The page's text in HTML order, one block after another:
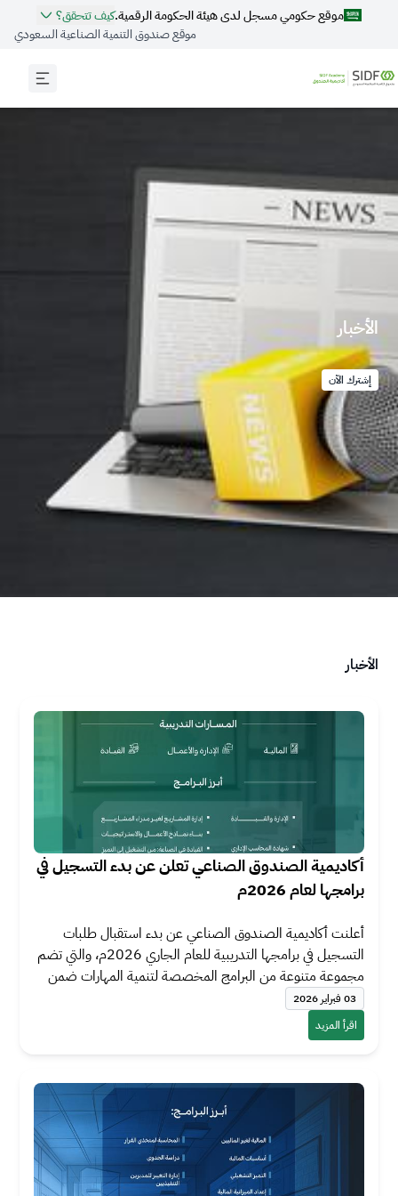
موقع حكومي مسجل لدى هيئة الحكومة الرقمية.كيف تتحقق؟
موقع صندوق التنمية الصناعية السعودي
المواقع الرسمية الآمنة تستخدمHTTPS
رابط الموقع الرسمي للحكومة السعودية ينتهي بـ
.gov.sa
الموقع الذي يتبع جهة حكومية رسمية في المملكة العربية
السعودية ينتهي دائمًا بـ ‎.gov.sa.
مسجّل لدى هيئة الحكومة الرقمية:
20250422704 الأخبار
إشترك الآن
الأخبار
أكاديمية الصندوق الصناعي تعلن عن بدء التسجيل في
برامجها لعام 2026م
أعلنت أكاديمية الصندوق الصناعي عن بدء استقبال طلبات
التسجيل في برامجها التدريبية للعام الجاري 2026م، والتي تضم
مجموعة متنوعة من البرامج المخصصة لتنمية المهارات ضمن
ثلاث حقائب تدريبية: المالية، والإدارة والأعمال، والقيادة، حيث
طوال العام.
المؤسسات التعليمية محليًا ودوليًا، منها: مركز ستانفورد للتطوير
المهني، ومؤسسة فيتش التعليمية، وجامعة الملك عبد الله
للعلوم والتقنية، وأكاديمية 32 التابعة لمدينة الملك عبد العزيز
للعلوم والتقنية، إضافةً إلى جهات تعليمية أخرى، ومن أبرز البرامج
المتاحة لهذا العام: "شهادة المحاسب الإداري"، و "المالية لغير
الماليين"، و "التميز المؤسسي"، و"استدامة الأعمال"، إلى جانب
03 فبراير 2026
اقرأ المزيد